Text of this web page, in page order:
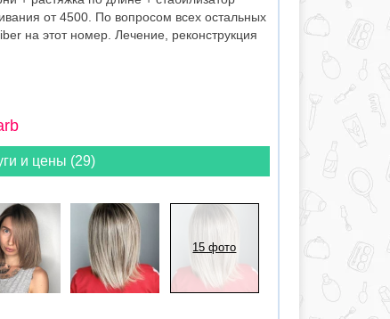
от 4500. По вопросом всех остальных
на этот номер. Лечение, реконструкция
и цены (29)
15 фото